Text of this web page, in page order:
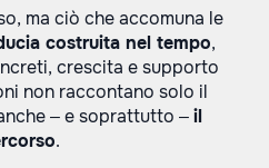
ma ciò che accomuna le
costruita nel tempo,
crescita e supporto
non raccontano solo il
– e soprattutto –il
.